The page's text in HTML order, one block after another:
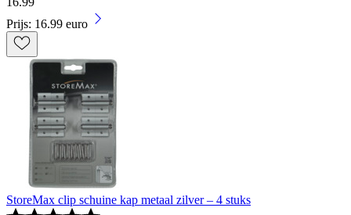
Prijs: 16.99 euro
StoreMax clip schuine kap metaal zilver – 4 stuks